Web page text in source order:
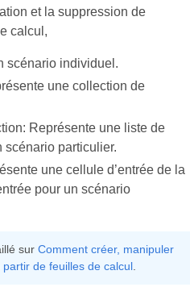
et la suppression de
calcul,
scénario individuel.
une collection de
Représente une liste de
scénario particulier.
une cellule d’entrée de la
pour un scénario
sur Comment créer, manipuler
de feuilles de calcul